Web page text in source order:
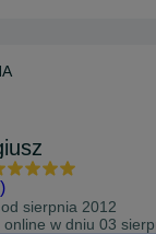
)
sierpnia 2012
online w dniu 03